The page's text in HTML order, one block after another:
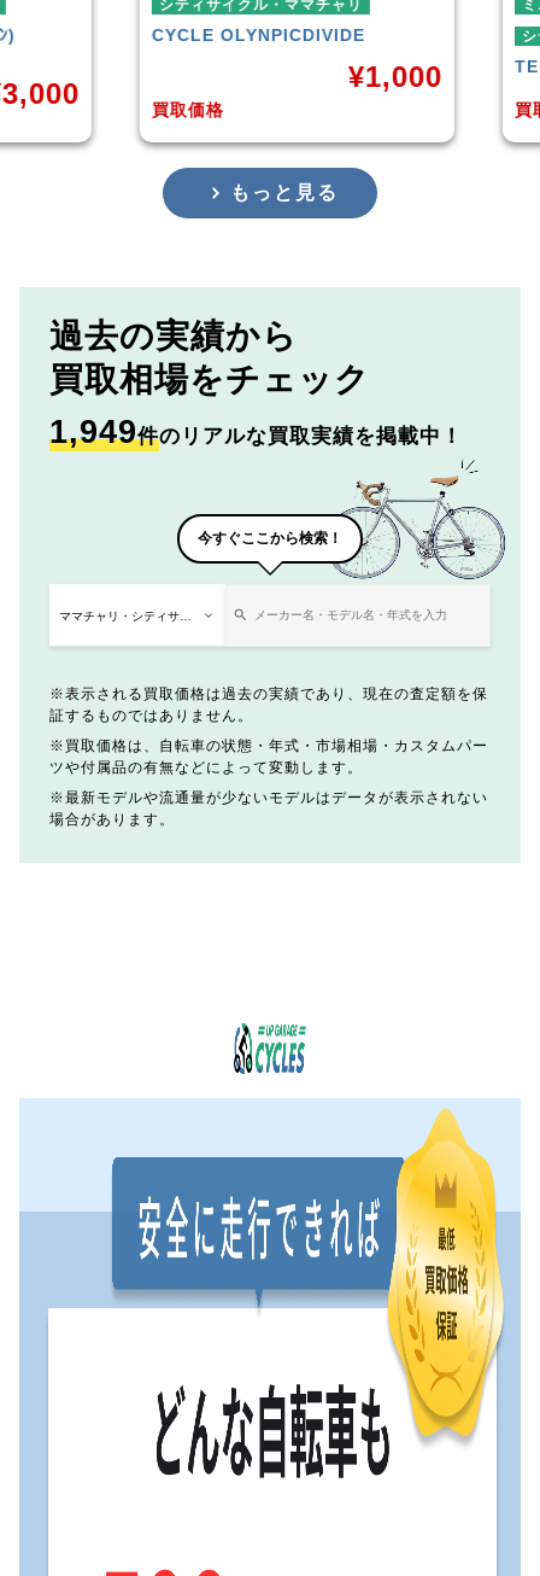
シティサイクル・ママチャリ
CYCLE OLYNPICDIVIDE
買取価格
シティサイクル・
TERN SURGE
もっと見る
過去の実績から
買取相場をチェック
1,949件のリアルな買取実績を掲載中！
今すぐここから検索！
表示される買取価格は過去の実績であり、現在の査定額を保
証するものではありません。
買取価格は、自転車の状態・年式・市場相場・カスタムパー
ツや付属品の有無などによって変動します。
最新モデルや流通量が少ないモデルはデータが表示されない
場合があります。